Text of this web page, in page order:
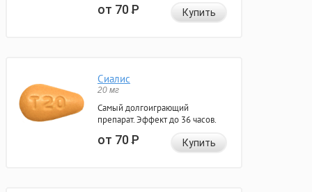
от 70Р Купить
Сиалис
20 мг
Самый долгоиграющий
препарат. Эффект до 36 часов.
от 70Р Купить